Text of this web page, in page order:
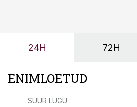
OÜ tegevjuht Sander Mitendorf.
24H 72H
ENIMLOETUD
SUUR LUGU